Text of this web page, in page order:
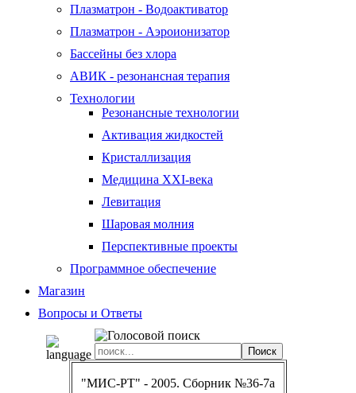
Плазматрон - Водоактиватор
Плазматрон - Аэроионизатор
Бассейны без хлора
АВИК - резонансная терапия
Технологии
Резонансные технологии
Активация жидкостей
Кристаллизация
Медицина XXI-века
Левитация
Шаровая молния
Перспективные проекты
Программное обеспечение
Магазин
Вопросы и Ответы
"МИС-РТ" - 2005. Сборник №36-7a